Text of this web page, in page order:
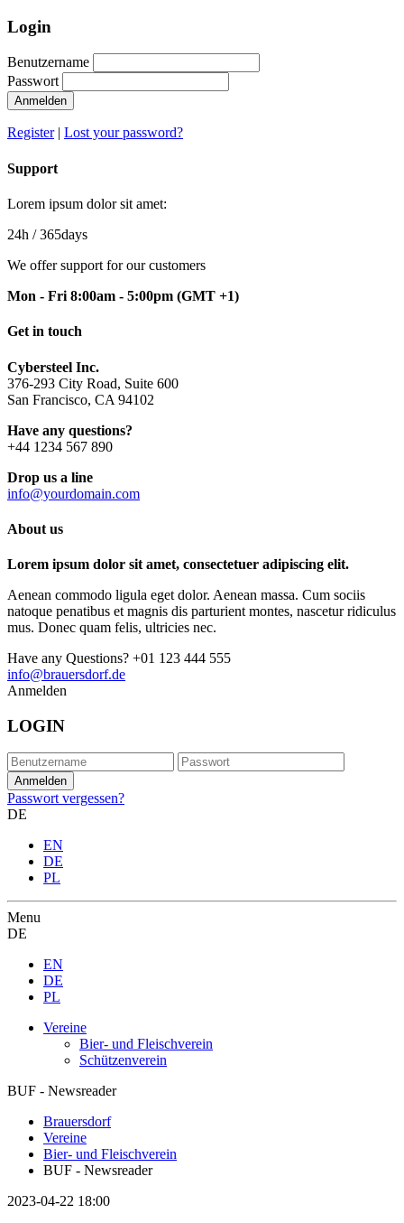
Login
Benutzername
Passwort
Anmelden
Register| Lost your password?
Support
Lorem ipsum dolor sit amet:
24h / 365days
We offer support for our customers
Mon - Fri 8:00am - 5:00pm (GMT +1)
Get in touch
Cybersteel Inc.
376-293 City Road, Suite 600
San Francisco, CA 94102
Have any questions?
+44 1234 567 890
Drop us a line
info@yourdomain.com
About us
Lorem ipsum dolor sit amet, consectetuer adipiscing elit.
Aenean commodo ligula eget dolor. Aenean massa. Cum sociis
natoque penatibus et magnis dis parturient montes, nascetur ridiculus
mus. Donec quam felis, ultricies nec.
Have any Questions? +01 123 444 555
info@brauersdorf.de
Anmelden
LOGIN
Passwort vergessen?
DE
EN
DE
PL
Menu
DE
EN
DE
PL
Vereine
Bier- und Fleischverein
Schützenverein
BUF - Newsreader
Brauersdorf
Vereine
Bier- und Fleischverein
BUF - Newsreader
2023-04-22 18:00